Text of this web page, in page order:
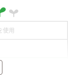
使用
計